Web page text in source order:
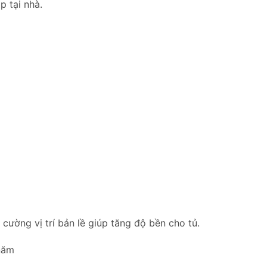
tại nhà.
vị trí bản lề giúp tăng độ bền cho tủ.